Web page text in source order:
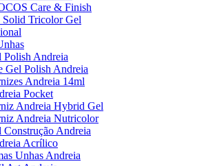
Care & Finish
Tricolor Gel
Polish Andreia
Gel Polish Andreia
Andreia 14ml
Pocket
Andreia Hybrid Gel
Andreia Nutricolor
Construção Andreia
Acrílico
Unhas Andreia